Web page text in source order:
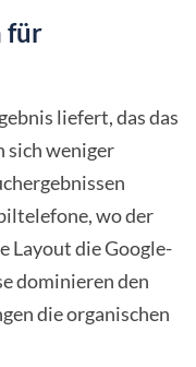
für
liefert, das das
sich weniger
wo der
Layout die Google-
dominieren den
die organischen